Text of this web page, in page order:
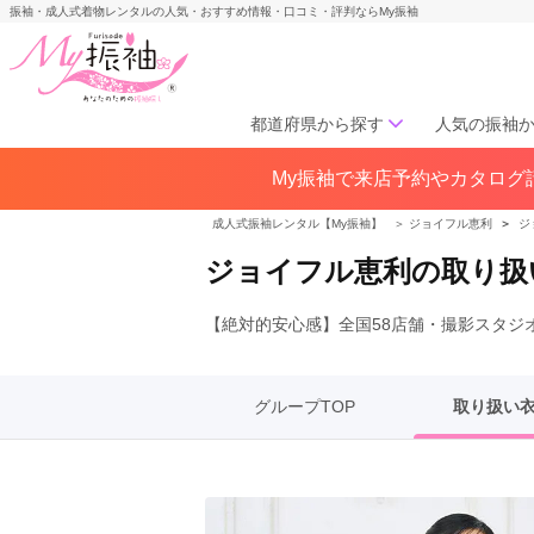
振袖・成人式着物レンタルの人気・おすすめ情報・口コミ・評判ならMy振袖
都道府県から探す
北海道／東北
北海道(141) 青森県(41)
岩
福島県(60)
岐阜県(85)
三重県(76)
長野
新潟県(65)
関西
人気の振袖
My振袖で来店予約やカタロ
成人式振袖レンタル【My振袖】 ＞ ジョイフル恵利 ＞ ジ
ジョイフル恵利の取り
【絶対的安心感】全国58店舗・撮影スタ
グループTOP 取り扱い